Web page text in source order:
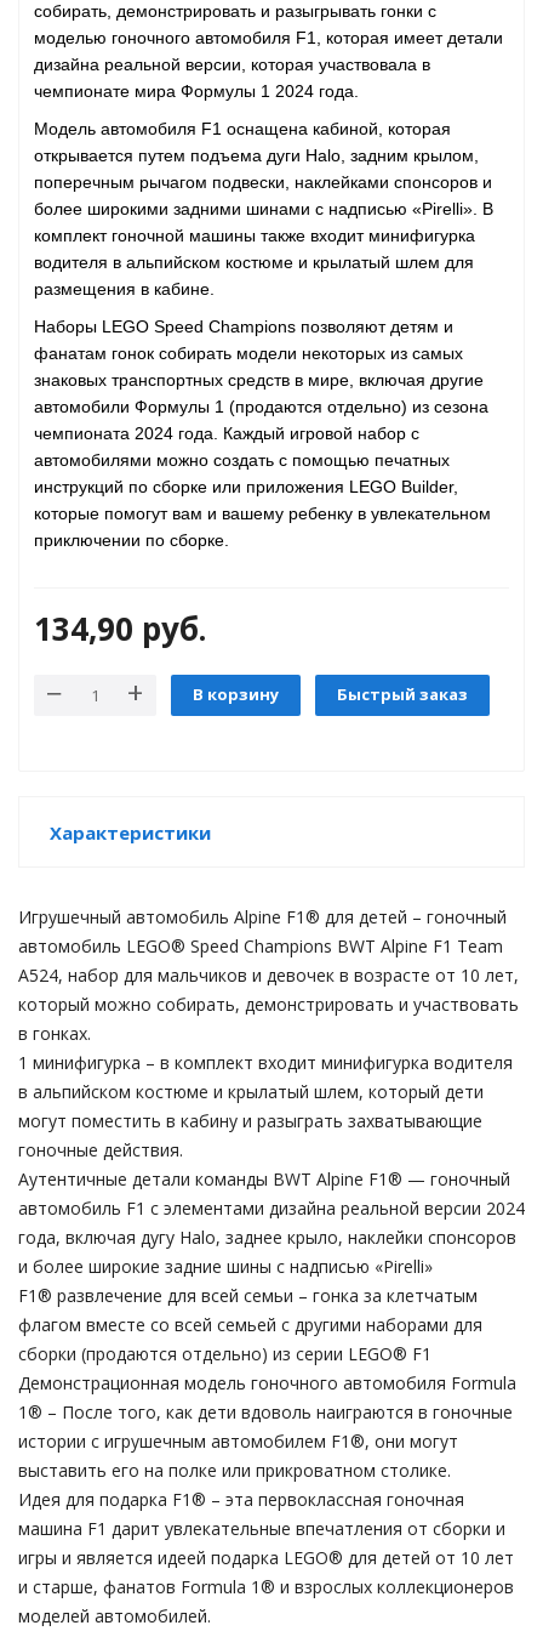
собирать, демонстрировать и разыгрывать гонки с
моделью гоночного автомобиля F1, которая имеет детали
дизайна реальной версии, которая участвовала в
чемпионате мира Формулы 1 2024 года.
Модель автомобиля F1 оснащена кабиной, которая
открывается путем подъема дуги Halo, задним крылом,
поперечным рычагом подвески, наклейками спонсоров и
более широкими задними шинами с надписью «Pirelli». В
комплект гоночной машины также входит минифигурка
водителя в альпийском костюме и крылатый шлем для
размещения в кабине.
Наборы LEGO Speed ​​Champions позволяют детям и
фанатам гонок собирать модели некоторых из самых
знаковых транспортных средств в мире, включая другие
автомобили Формулы 1 (продаются отдельно) из сезона
чемпионата 2024 года. Каждый игровой набор с
автомобилями можно создать с помощью печатных
инструкций по сборке или приложения LEGO Builder,
которые помогут вам и вашему ребенку в увлекательном
приключении по сборке.
134,90 руб.
В корзину Быстрый заказ
Характеристики
Игрушечный автомобиль Alpine F1® для детей – гоночный
автомобиль LEGO® Speed ​​Champions BWT Alpine F1 Team
A524, набор для мальчиков и девочек в возрасте от 10 лет,
который можно собирать, демонстрировать и участвовать
в гонках.
1 минифигурка – в комплект входит минифигурка водителя
в альпийском костюме и крылатый шлем, который дети
могут поместить в кабину и разыграть захватывающие
гоночные действия.
Аутентичные детали команды BWT Alpine F1® — гоночный
автомобиль F1 с элементами дизайна реальной версии 2024
года, включая дугу Halo, заднее крыло, наклейки спонсоров
и более широкие задние шины с надписью «Pirelli»
F1® развлечение для всей семьи – гонка за клетчатым
флагом вместе со всей семьей с другими наборами для
сборки (продаются отдельно) из серии LEGO® F1
Демонстрационная модель гоночного автомобиля Formula
1® – После того, как дети вдоволь наиграются в гоночные
истории с игрушечным автомобилем F1®, они могут
выставить его на полке или прикроватном столике.
Идея для подарка F1® – эта первоклассная гоночная
машина F1 дарит увлекательные впечатления от сборки и
игры и является идеей подарка LEGO® для детей от 10 лет
и старше, фанатов Formula 1® и взрослых коллекционеров
моделей автомобилей.